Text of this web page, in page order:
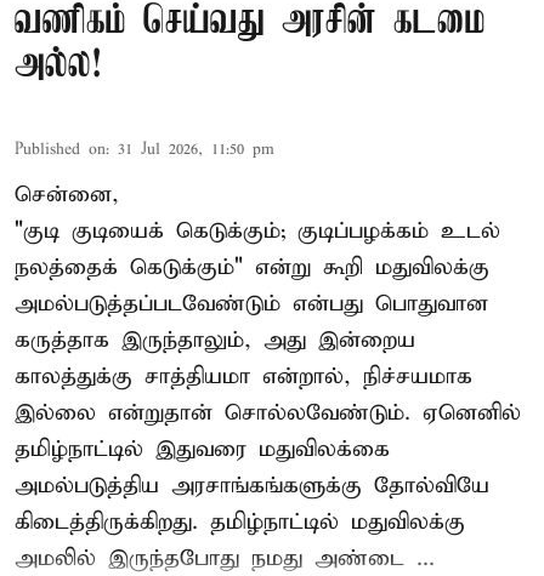
வணிகம் செய்வது அரசின் கடமை
அல்ல!
Published on: 31 Jul 2026, 11:50 pm
சென்னை,
"குடி குடியைக் கெடுக்கும்; குடிப்பழக்கம் உடல்
நலத்தைக் கெடுக்கும்" என்று கூறி மதுவிலக்கு
அமல்படுத்தப்படவேண்டும் என்பது பொதுவான
கருத்தாக இருந்தாலும், அது இன்றைய
காலத்துக்கு சாத்தியமா என்றால், நிச்சயமாக
இல்லை என்றுதான் சொல்லவேண்டும். ஏனெனில்
தமிழ்நாட்டில் இதுவரை மதுவிலக்கை
அமல்படுத்திய அரசாங்கங்களுக்கு தோல்வியே
கிடைத்திருக்கிறது. தமிழ்நாட்டில் மதுவிலக்கு
அமலில் இருந்தபோது நமது அண்டை ...